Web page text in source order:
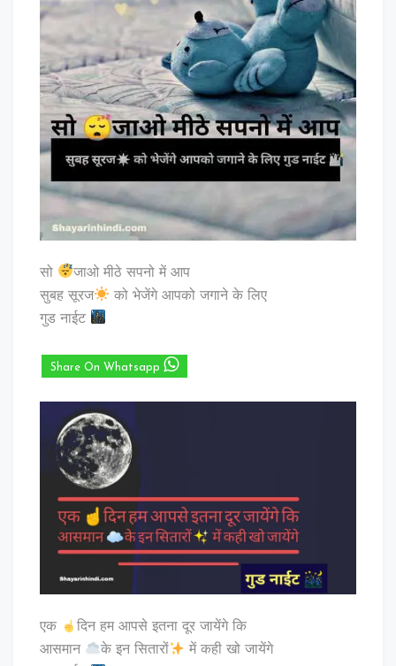
सो
जाओ मीठे सपनो में आप
सुबह सूरज
को भेजेंगे आपको जगाने के लिए
गुड नाईट
Share On Whatsapp
एक
दिन हम आपसे इतना दूर जायेंगे कि
आसमान
के इन सितारों में कही खो जायेंगे